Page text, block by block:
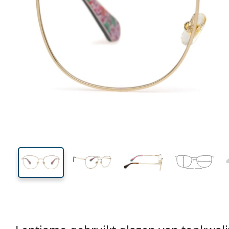
Breedte
44 mm
Glashoogte Glasbreedte